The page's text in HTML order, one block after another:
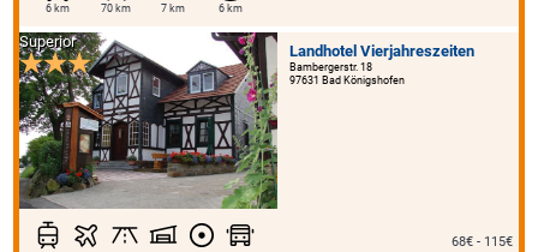
6 km 70 km 7 km 6 km
Landhotel Vierjahreszeiten
Bambergerstr. 18
97631 Bad Königshofen
Superior
68€ - 115€